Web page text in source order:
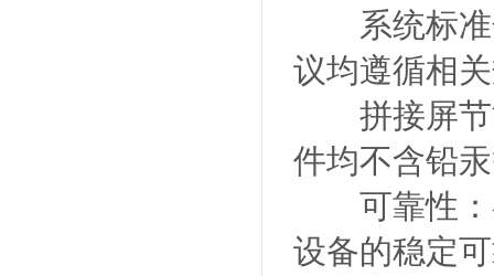
系统标准
议均遵循相
拼接屏节
件均不含铅
可靠性：
设备的稳定